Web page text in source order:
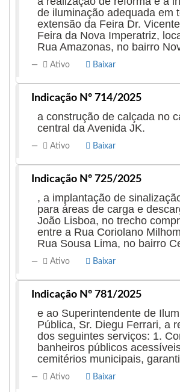
de iluminação adequada em
extensão da Feira Dr.
Feira da Nova Imperatriz,
Rua Amazonas, no bairro
Ativo Baixar
Indicação Nº 714/2025
a construção de calçada no
central da Avenida JK.
Ativo Baixar
Indicação Nº 725/2025
, a implantação de
para áreas de carga e
João Lisboa, no trecho
entre a Rua Coriolano
Rua Sousa Lima, no bairro
Ativo Baixar
Indicação Nº 781/2025
e ao Superintendente de
Pública, Sr. Diegu Ferrari, a
dos seguintes serviços: 1.
banheiros públicos
cemitérios municipais,
Ativo Baixar